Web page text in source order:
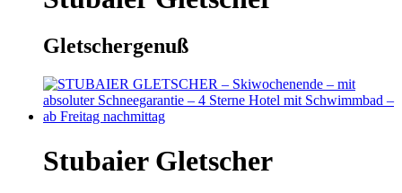
Gletschergenuß
Stubaier Gletscher